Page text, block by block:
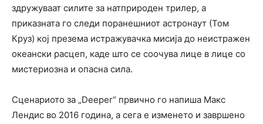
здружуваат силите за натприроден трилер, а
приказната го следи поранешниот астронаут (Том
Круз) кој презема истражувачка мисија до неистражен
океански расцеп, каде што се соочува лице в лице со
мистериозна и опасна сила.
Сценариото за „Deeper“ првично го напиша Макс
Лендис во 2016 година, а сега е изменето и завршено